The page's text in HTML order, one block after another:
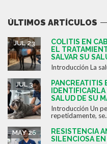
ÚLTIMOS ARTÍCULOS
COLITIS EN
EL
SALVAR SU
JUL 23
Introducción La
PANCREATITIS
IDENTIFICARLA
SALUD DE SU
JUL 3
Introducción Un
repetidamente,
RESISTENCIA
SILENCIOSA
MAY 26